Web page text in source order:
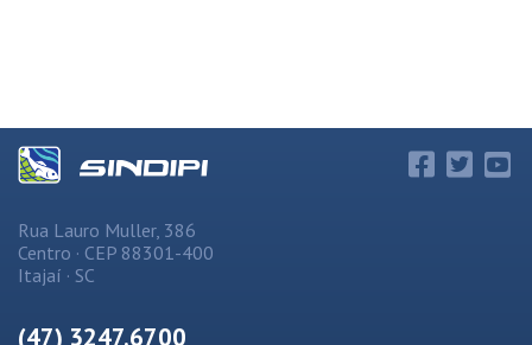
Rua Lauro Muller, 386
Centro · CEP 88301-400
Itajaí · SC
(47) 3247.6700